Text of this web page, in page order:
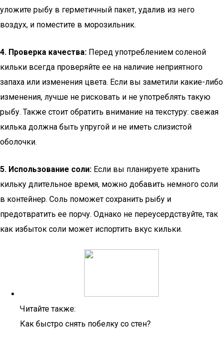
уложите рыбу в герметичный пакет, удалив из него
воздух, и поместите в морозильник.
4. Проверка качества: Перед употреблением соленой
кильки всегда проверяйте ее на наличие неприятного
запаха или изменения цвета. Если вы заметили какие-либо
изменения, лучше не рисковать и не употреблять такую
рыбу. Также стоит обратить внимание на текстуру: свежая
килька должна быть упругой и не иметь слизистой
оболочки.
5. Использование соли: Если вы планируете хранить
кильку длительное время, можно добавить немного соли
в контейнер. Соль поможет сохранить рыбу и
предотвратить ее порчу. Однако не переусердствуйте, так
как избыток соли может испортить вкус кильки.
Читайте также:
Как быстро снять побелку со стен?